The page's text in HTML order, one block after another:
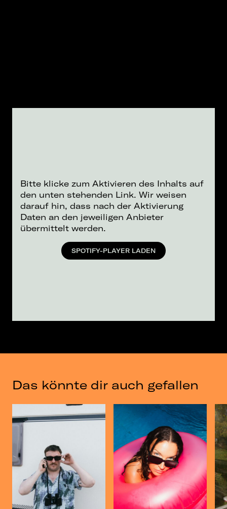
Bitte klicke zum Aktivieren des Inhalts auf
den unten stehenden Link. Wir weisen
darauf hin, dass nach der Aktivierung
Daten an den jeweiligen Anbieter
übermittelt werden.
SPOTIFY-PLAYER LADEN
Das könnte dir auch gefallen